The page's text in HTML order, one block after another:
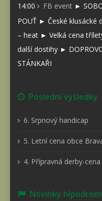
14:00
FB event ►
POUŤ ► České klusácké
– heat ► Velká cena
další dostihy ►
STÁNKAŘI
Poslední výsledky
6. Srpnový handicap
5. Letní cena obce
4. Přípravná derby-
Novinky